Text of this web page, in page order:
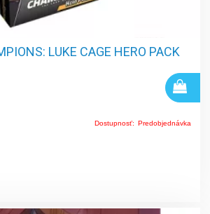
LUKE CAGE HERO PACK
Dostupnosť: Predobjednávka